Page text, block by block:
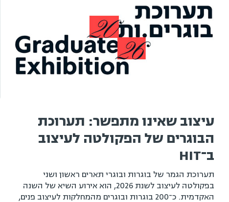
עיצוב שאינו מתפשר: תערוכת
הבוגרים של הפקולטה לעיצוב
ב־HIT
תערוכת הגמר של בוגרות ובוגרי תארים ראשון ושני
בפקולטה לעיצוב לשנת 2026, הוא אירוע השיא של השנה
האקדמית. כ־200 בוגרות ובוגרים מהמחלקות לעיצוב פנים,